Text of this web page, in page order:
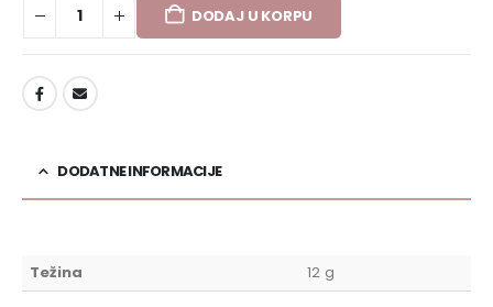
DODAJ U KORPU
DODATNE INFORMACIJE
Težina 12 g